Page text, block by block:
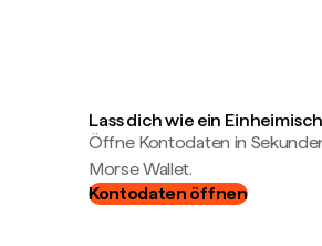
Lass dich wie ein
Öffne Kontodaten in
Morse Wallet.
Kontodaten öffnen